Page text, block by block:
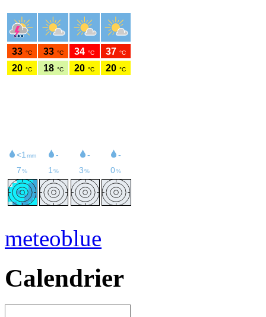
meteoblue
Calendrier